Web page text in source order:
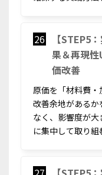
26
【STEP5
果＆再現
価改善
原価を「材料費
改善余地がある
なく、影響度が
に集中して取り組